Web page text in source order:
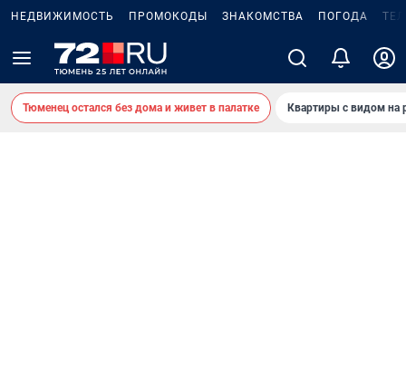
НЕДВИЖИМОСТЬ ПРОМОКОДЫ ЗНАКОМСТВА ПОГОДА
Тюменец остался без дома и живет в палатке Квартиры с видом на